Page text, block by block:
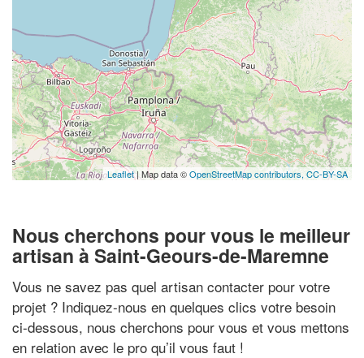
Leaflet | Map data ©OpenStreetMap contributors, CC-BY-SA
Nous cherchons pour vous le meilleur
artisan à Saint-Geours-de-Maremne
Vous ne savez pas quel artisan contacter pour votre
projet ? Indiquez-nous en quelques clics votre besoin
ci-dessous, nous cherchons pour vous et vous mettons
en relation avec le pro qu’il vous faut !